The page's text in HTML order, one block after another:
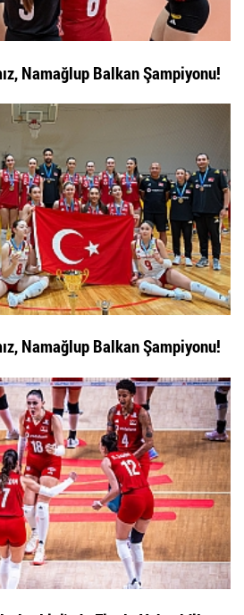
Namağlup Balkan Şampiyonu!
Namağlup Balkan Şampiyonu!